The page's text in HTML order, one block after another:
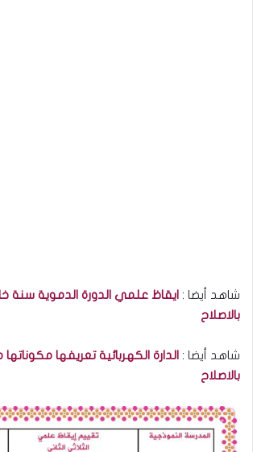
شاهد أيضا : ايقاظ علمي الدورة الدموية سنة
بالاصلاح
شاهد أيضا : الدارة الكهربائية تعريفها
بالاصلاح